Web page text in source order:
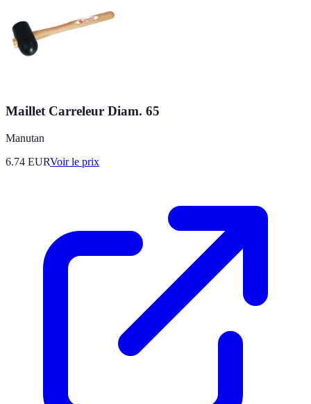
Maillet Carreleur Diam. 65
Manutan
6.74 EURVoir le prix